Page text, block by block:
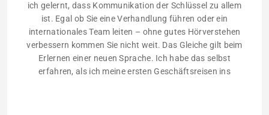
ich gelernt, dass Kommunikation der Schlüssel zu allem
ist. Egal ob Sie eine Verhandlung führen oder ein
internationales Team leiten – ohne gutes Hörverstehen
verbessern kommen Sie nicht weit. Das Gleiche gilt beim
Erlernen einer neuen Sprache. Ich habe das selbst
erfahren, als ich meine ersten Geschäftsreisen ins